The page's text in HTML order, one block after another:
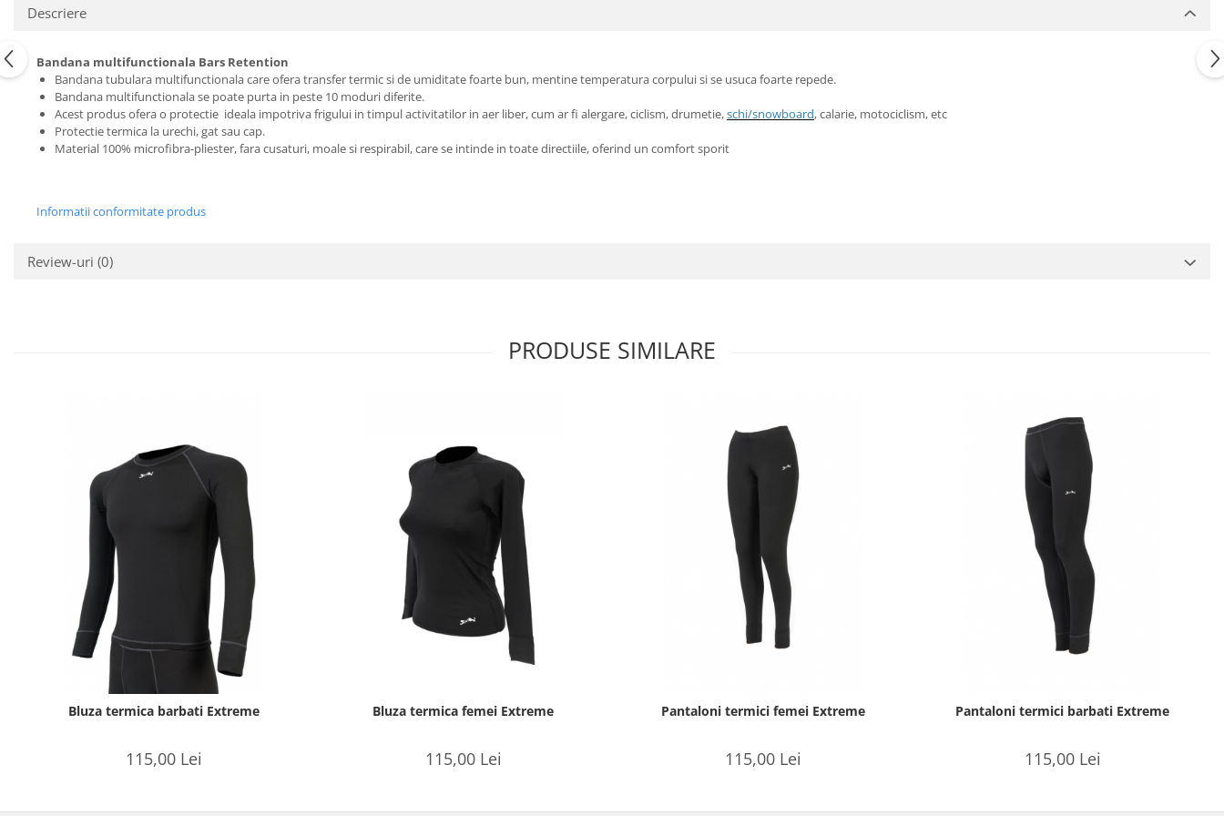
Descriere
Bandana multifunctionala Bars Retention
Bandana tubulara multifunctionala care ofera transfer termic si de umiditate foarte bun, mentine temperatura corpului si se usuca foarte repede.
Bandana multifunctionala se poate purta in peste 10 moduri diferite.
Acest produs ofera o protectie ideala impotriva frigului in timpul activitatilor in aer liber, cum ar fi alergare, ciclism, drumetie,schi/snowboard, calarie, motociclism, etc
Protectie termica la urechi, gat sau cap.
Material 100% microfibra-pliester, fara cusaturi, moale si respirabil, care se intinde in toate directiile, oferind un comfort sporit
Informatii conformitate produs
Review-uri (0)
PRODUSE SIMILARE
Bluza termica barbati Extreme
115,00 Lei
Bluza termica femei Extreme
115,00 Lei
Pantaloni termici femei Extreme
115,00 Lei
Pantaloni termici barbati Extreme
115,00 Lei